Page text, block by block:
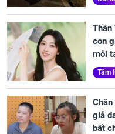
con
mỏi
Tâm
giả
bất